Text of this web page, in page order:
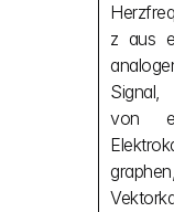
z aus
von
graphen,